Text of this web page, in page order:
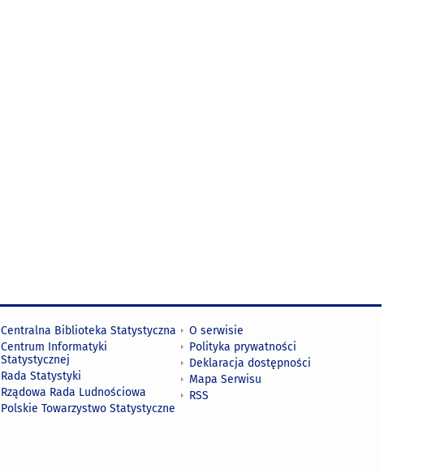
Centralna Biblioteka Statystyczna
Centrum Informatyki
Statystycznej
Rada Statystyki
Rządowa Rada Ludnościowa
Polskie Towarzystwo Statystyczne
O serwisie
Polityka prywatności
Deklaracja dostępności
Mapa Serwisu
RSS